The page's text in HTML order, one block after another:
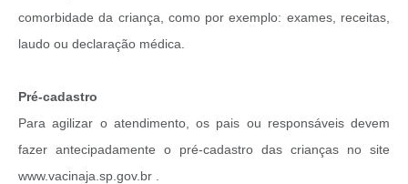
comorbidade da criança, como por exemplo: exames, receitas,
laudo ou declaração médica.
Pré-cadastro
Para agilizar o atendimento, os pais ou responsáveis devem
fazer antecipadamente o pré-cadastro das crianças no site
www.vacinaja.sp.gov.br .